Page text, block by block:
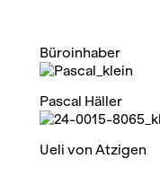
Büroinhaber
Pascal Häller
Ueli von Atzigen